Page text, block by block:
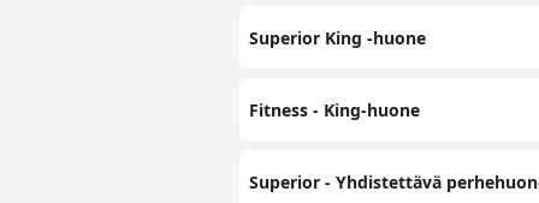
Superior King -huone
Fitness - King-huone
Superior - Yhdistettävä